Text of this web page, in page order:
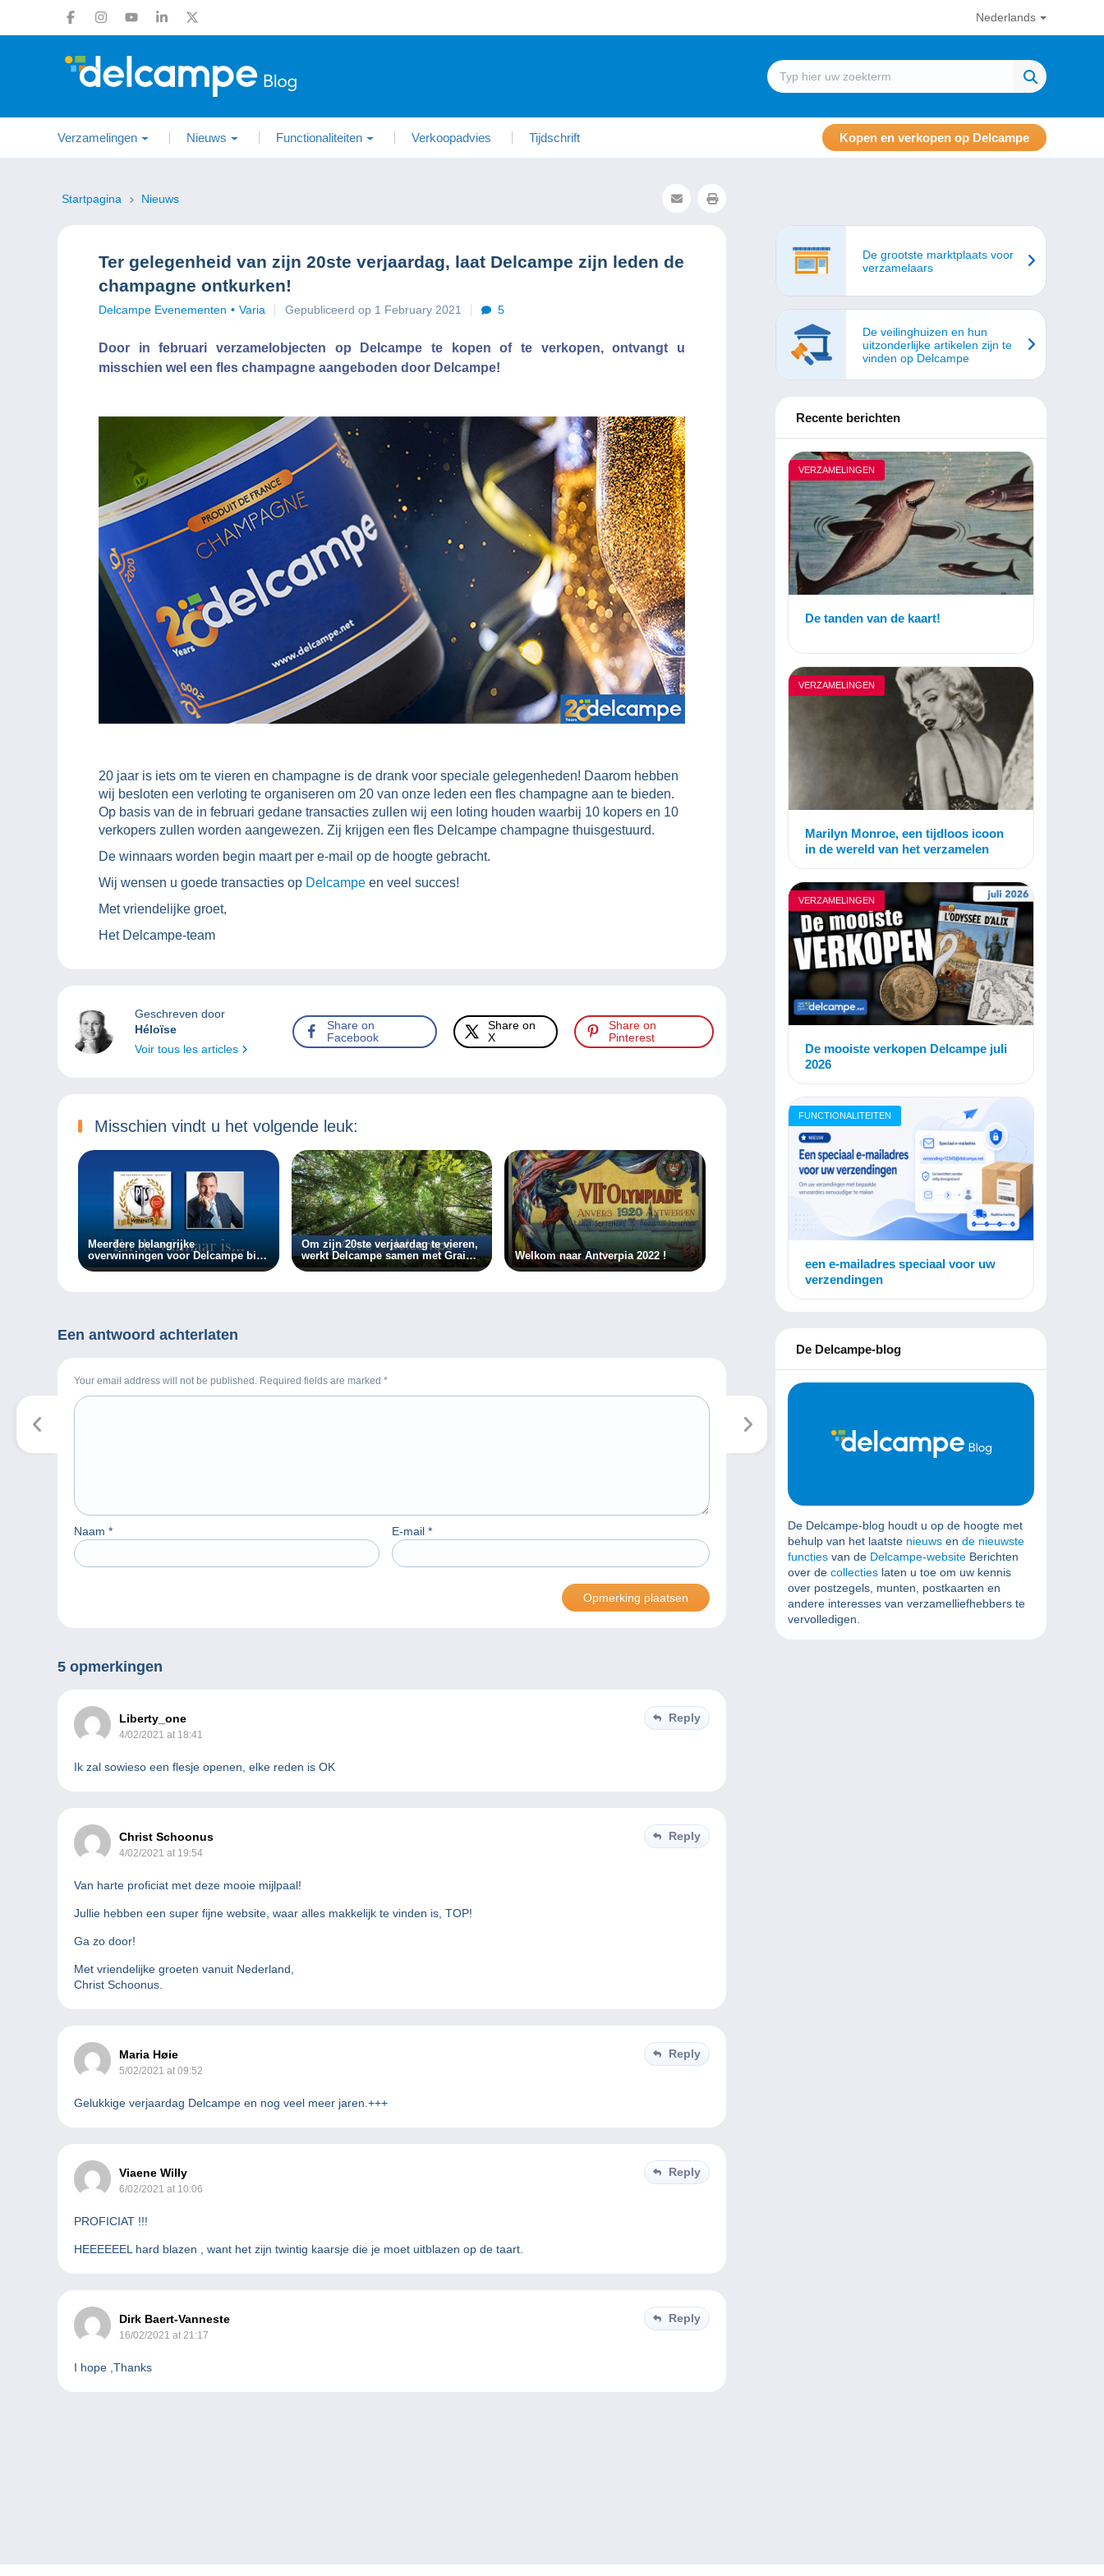
Nederlands
Verzamelingen Nieuws Functionaliteiten Verkoopadvies Tijdschrift Kopen en verkopen op Delcampe
Startpagina Nieuws
Ter gelegenheid van zijn 20ste verjaardag, laat Delcampe zijn leden de
champagne ontkurken!
Delcampe Evenementen Varia Gepubliceerd op 1 February 2021 5
Door in februari verzamelobjecten op Delcampe te kopen of te verkopen, ontvangt u
misschien wel een fles champagne aangeboden door Delcampe!
20 jaar is iets om te vieren en champagne is de drank voor speciale gelegenheden! Daarom hebben
wij besloten een verloting te organiseren om 20 van onze leden een fles champagne aan te bieden.
Op basis van de in februari gedane transacties zullen wij een loting houden waarbij 10 kopers en 10
verkopers zullen worden aangewezen. Zij krijgen een fles Delcampe champagne thuisgestuurd.
De winnaars worden begin maart per e-mail op de hoogte gebracht.
Wij wensen u goede transacties op Delcampe en veel succes!
Met vriendelijke groet,
Het Delcampe-team
Geschreven door
Héloïse
Voir tous les articles
Share on
Facebook
Share on
X
Share on
Pinterest
Misschien vindt u het volgende leuk:
Meerdere belangrijke
overwinningen voor Delcampe bij
de PTS awards
Om zijn 20ste verjaardag te vieren,
werkt Delcampe samen met Graine
de Vie om 10.000 bomen te
Welkom naar Antverpia 2022 !
Een antwoord achterlaten
Your email address will not be published. Required fields are marked *
Naam * E-mail *
5 opmerkingen
Liberty_one
4/02/2021 at 18:41
Reply
Ik zal sowieso een flesje openen, elke reden is OK
Christ Schoonus
4/02/2021 at 19:54
Reply
Van harte proficiat met deze mooie mijlpaal!
Jullie hebben een super fijne website, waar alles makkelijk te vinden is, TOP!
Ga zo door!
Met vriendelijke groeten vanuit Nederland,
Christ Schoonus.
Maria Høie
5/02/2021 at 09:52
Reply
Gelukkige verjaardag Delcampe en nog veel meer jaren.+++
Viaene Willy
6/02/2021 at 10:06
Reply
PROFICIAT !!!
HEEEEEEL hard blazen , want het zijn twintig kaarsje die je moet uitblazen op de taart.
Dirk Baert-Vanneste
16/02/2021 at 21:17
Reply
I hope ,Thanks
De grootste marktplaats voor
verzamelaars
De veilinghuizen en hun
uitzonderlijke artikelen zijn te
vinden op Delcampe
Recente berichten
VERZAMELINGEN
De tanden van de kaart!
VERZAMELINGEN
Marilyn Monroe, een tijdloos icoon
in de wereld van het verzamelen
VERZAMELINGEN
De mooiste verkopen Delcampe juli
2026
FUNCTIONALITEITEN
een e-mailadres speciaal voor uw
verzendingen
De Delcampe-blog
De Delcampe-blog houdt u op de hoogte met
behulp van het laatste nieuws en de nieuwste
functies van de Delcampe-website Berichten
over de collecties laten u toe om uw kennis
over postzegels, munten, postkaarten en
andere interesses van verzamelliefhebbers te
vervolledigen.